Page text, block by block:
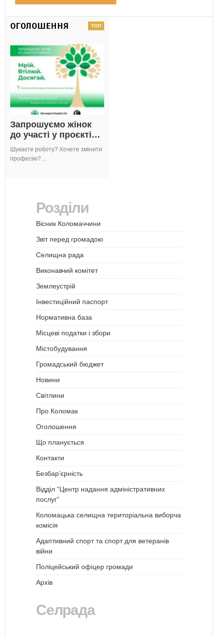
ОГОЛОШЕННЯ
Запрошуємо жінок
до участі у проєкті…
Шукаєте роботу? Хочете змінити
професію?…
Розділи
Вісник Коломаччини
Звіт перед громадою
Селищна рада
Виконавчий комітет
Землеустрій
Інвестиційний паспорт
Нормативна база
Місцеві податки і збори
Містобудування
Громадський бюджет
Новини
Світлини
Про Коломак
Оголошення
Що планується
Контакти
Безбар’єрність
Відділ “Центр надання адміністративних
послуг”
Коломацька селищна територіальна виборча
комісія
Адаптивний спорт та спорт для ветеранів
війни
Поліцейський офіцер громади
Архів
Селрада